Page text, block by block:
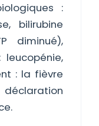
:
bilirubine
diminué),
leucopénie,
: la fièvre